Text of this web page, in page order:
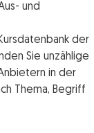
und
der
Sie unzählige
in der
Thema, Begriff